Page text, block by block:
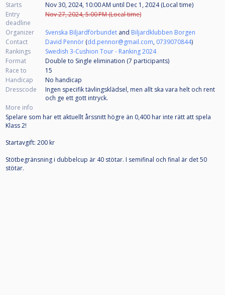
Starts Nov 30, 2024, 10:00 AM until Dec 1, 2024 (Local time)
Entry
deadline
Nov 27, 2024, 5:00 PM (Local time)
Organizer Svenska Biljardförbundet and Biljardklubben Borgen
Contact
David Pennör (dd.pennor@gmail.com, 0739070844)
Rankings
Swedish 3-Cushion Tour - Ranking 2024
Format
Double to Single elimination (7 participants)
Race to
15
Handicap
No handicap
Dresscode
Ingen specifik tävlingsklädsel, men allt ska vara helt och rent
och ge ett gott intryck.
More info
Spelare som har ett aktuellt årssnitt högre än 0,400 har inte rätt att spela
Klass 2!
Startavgift: 200 kr
Stötbegränsning i dubbelcup är 40 stötar. I semifinal och final är det 50
stötar.